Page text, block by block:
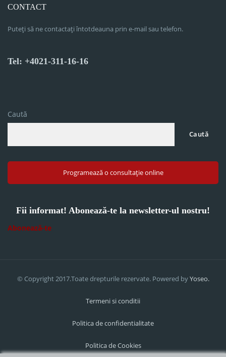
CONTACT
Puteți să ne contactați întotdeauna prin e-mail sau telefon.
Tel: +4021-311-16-16
Caută
Caută
Programează o consultație online
Fii informat! Abonează-te la newsletter-ul nostru!
Abonează-te
© Copyright 2017.Toate drepturile rezervate. Powered byYoseo.
Termeni si conditii
Politica de confidentialitate
Politica de Cookies